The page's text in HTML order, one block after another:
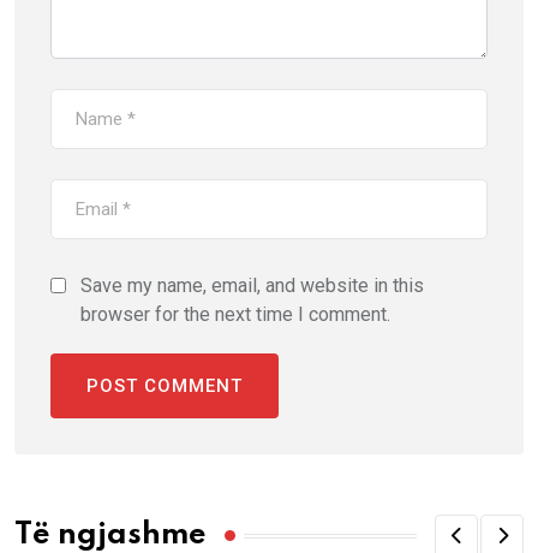
Save my name, email, and website in this
browser for the next time I comment.
Të ngjashme